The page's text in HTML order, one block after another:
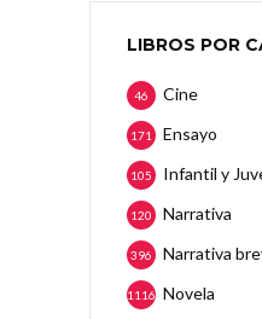
LIBROS POR
Cine
46
Ensayo
171
Infantil y
105
Narrativa
120
Narrativa
396
Novela
1116